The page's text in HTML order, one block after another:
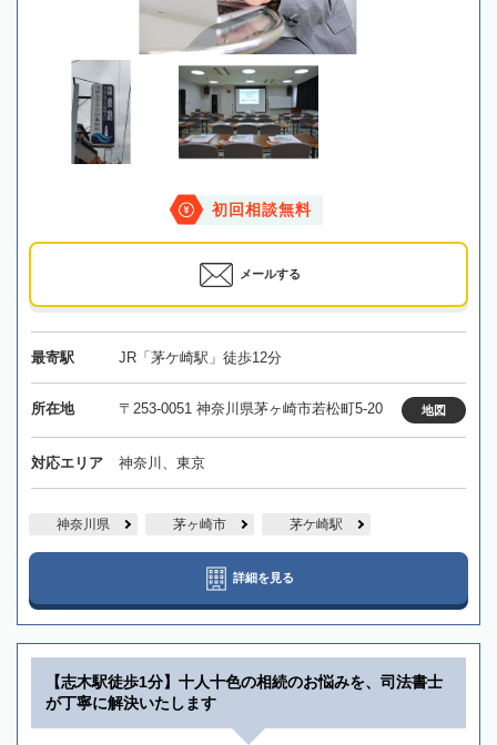
初回相談無料
メールする
最寄駅 JR「茅ケ崎駅」徒歩12分
所在地 〒253-0051 神奈川県茅ヶ崎市若松町5-20 地図
対応エリア 神奈川、東京
神奈川県 茅ヶ崎市 茅ケ崎駅
詳細を見る
【志木駅徒歩1分】十人十色の相続のお悩みを、司法書士
が丁寧に解決いたします